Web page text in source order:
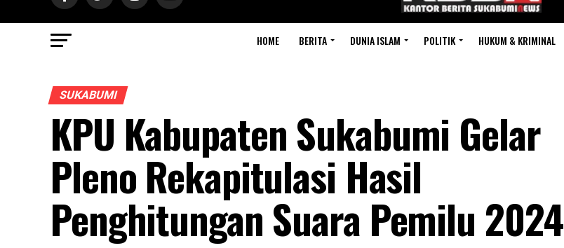
HOME BERITA DUNIA ISLAM POLITIK HUKUM & KRIMINAL
SUKABUMI
KPU Kabupaten Sukabumi Gelar
Pleno Rekapitulasi Hasil
Penghitungan Suara Pemilu 2024